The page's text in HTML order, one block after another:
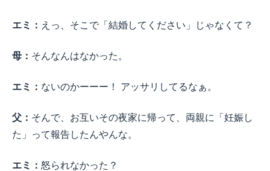
エミ： えっ、そこで「結婚してください」じゃなくて？
母： そんなんはなかった。
エミ： ないのかーーー！ アッサリしてるなぁ。
父： そんで、お互いその夜家に帰って、両親に「妊娠し
た」って報告したんやんな。
エミ： 怒られなかった？